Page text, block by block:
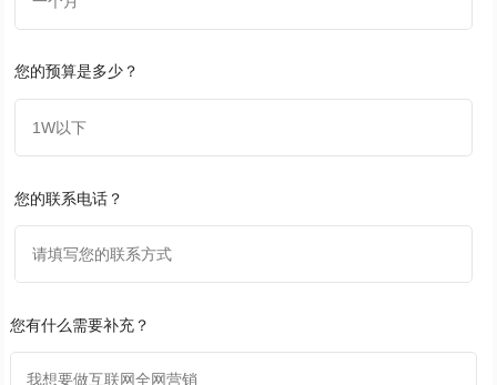
您的预算是多少？
您的联系电话？
您有什么需要补充？